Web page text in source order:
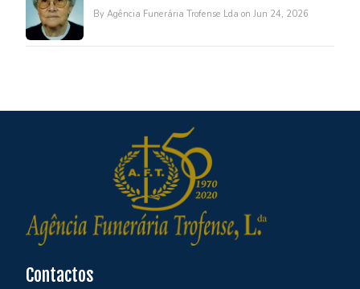
By Agência Funerária Trofense Lda on Jun 24, 2026
Contactos